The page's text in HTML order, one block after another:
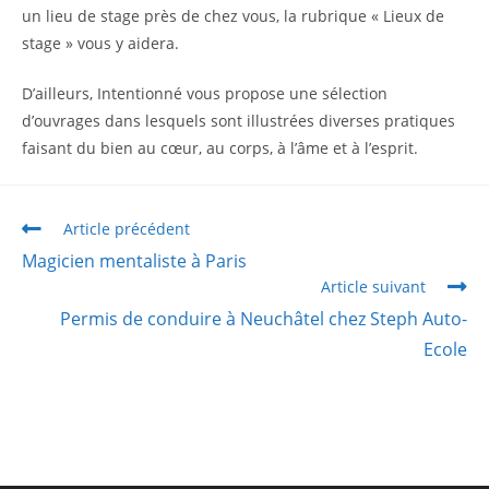
un lieu de stage près de chez vous, la rubrique « Lieux de
stage » vous y aidera.
D’ailleurs, Intentionné vous propose une sélection
d’ouvrages dans lesquels sont illustrées diverses pratiques
faisant du bien au cœur, au corps, à l’âme et à l’esprit.
Article précédent
Magicien mentaliste à Paris
Article suivant
Permis de conduire à Neuchâtel chez Steph Auto-
Ecole